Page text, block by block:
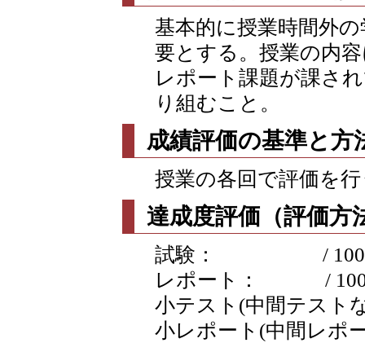
基本的に授業時間外
要とする。授業の内
レポート課題が課さ
り組むこと。
成績評価の基準と方
授業の各回で評価を
達成度評価（評価方
試験： / 100
レポート： /
小テスト(中間テスト
小レポート(中間レポ